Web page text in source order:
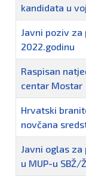
kandidata u
Javni poziv
2022.godinu
Raspisan
centar Mostar
Hrvatski
novčana
Javni oglas
u MUP-u SBŽ/